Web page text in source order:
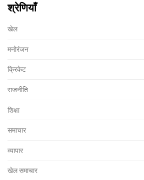
श्रेणियाँ
खेल
मनोरंजन
क्रिकेट
राजनीति
शिक्षा
समाचार
व्यापार
खेल समाचार